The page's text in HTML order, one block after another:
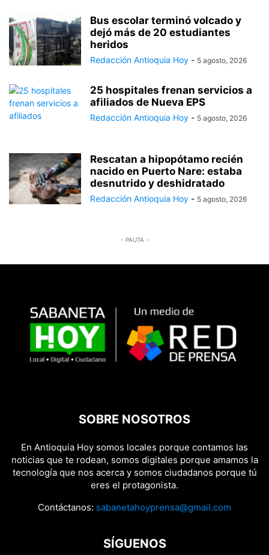
Bus escolar terminó volcado y
dejó más de 20 estudiantes
heridos
Redacción Antioquia Hoy - 5 agosto, 2026
25 hospitales frenan servicios a
afiliados de Nueva EPS
Redacción Antioquia Hoy - 5 agosto, 2026
Rescatan a hipopótamo recién
nacido en Puerto Nare: estaba
desnutrido y deshidratado
Redacción Antioquia Hoy - 5 agosto, 2026
- PAUTA -
SOBRE NOSOTROS
En Antioquia Hoy somos locales porque contamos las
noticias que te rodean, somos digitales porque amamos la
tecnología que nos acerca y somos ciudadanos porque tú
eres el protagonista.
Contáctanos: sabanetahoyprensa@gmail.com
SÍGUENOS